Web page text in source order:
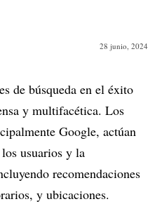
28 junio, 2024
de búsqueda en el éxito
y multifacética. Los
Google, actúan
usuarios y la
recomendaciones
y ubicaciones.